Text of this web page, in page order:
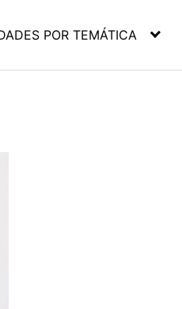
POR TEMÁTICA